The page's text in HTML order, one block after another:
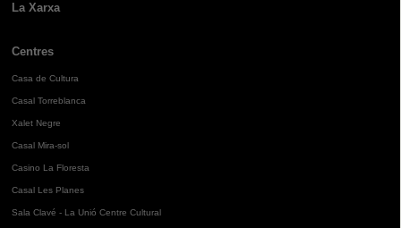
La Xarxa
Centres
Casa de Cultura
Casal Torreblanca
Xalet Negre
Casal Mira-sol
Casino La Floresta
Casal Les Planes
Sala Clavé - La Unió Centre Cultural